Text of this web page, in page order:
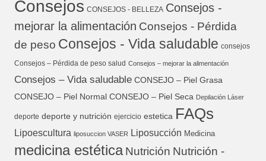
Consejos CONSEJOS - BELLEZA Consejos -
mejorar la alimentación Consejos - Pérdida
de peso Consejos - Vida saludable consejos
Consejos – Pérdida de peso salud Consejos – mejorar la alimentación
Consejos – Vida saludable CONSEJO – Piel Grasa
CONSEJO – Piel Normal CONSEJO – Piel Seca Depilación Láser
deporte deporte y nutrición ejercicio estetica FAQs
Lipoescultura liposuccion VASER Liposucción Medicina
medicina estética Nutrición Nutrición -